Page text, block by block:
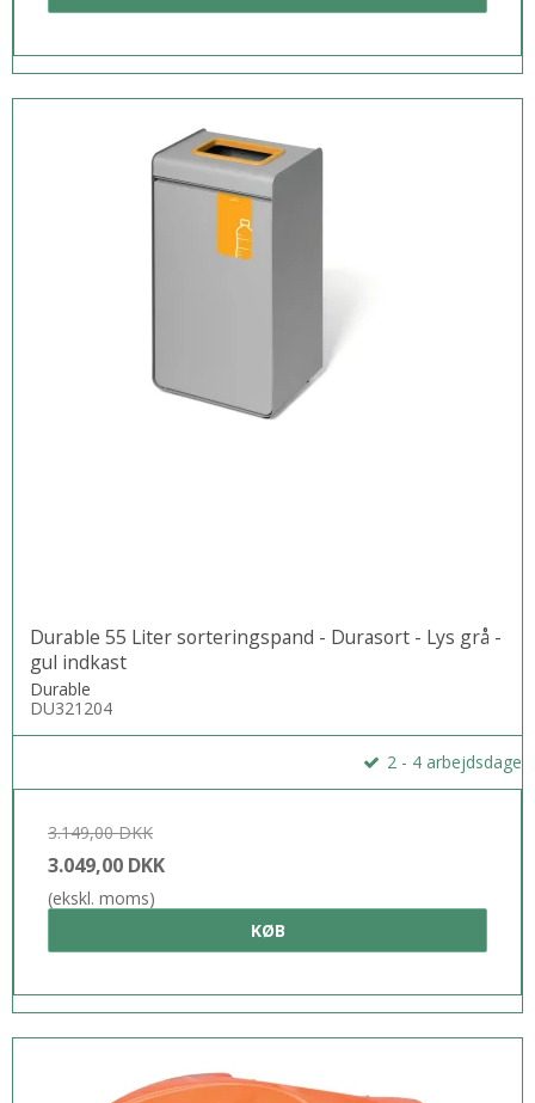
Durable 55 Liter sorteringspand - Durasort - Lys grå -
gul indkast
Durable
DU321204
2 - 4 arbejdsdage
3.149,00 DKK
3.049,00 DKK
(ekskl. moms)
KØB